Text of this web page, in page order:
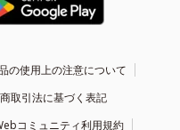
の使用上の注意について
取引法に基づく表記
コミュニティ利用規約